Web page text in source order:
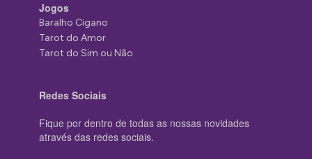
Jogos
Baralho Cigano
Tarot do Amor
Tarot do Sim ou Não
Redes Sociais
Fique por dentro de todas as nossas novidades
através das redes sociais.